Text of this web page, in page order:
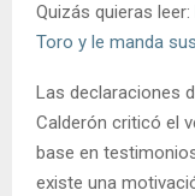
Quizás quieras leer:
Toro y le manda
Las declaraciones
Calderón criticó el
base en
existe una